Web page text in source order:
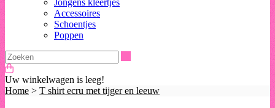
Jongens kleertjes
Accessoires
Schoentjes
Poppen
Uw winkelwagen is leeg!
Home > T shirt ecru met tijger en leeuw